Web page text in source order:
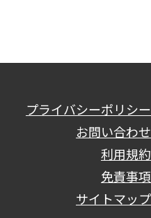
プライバシーポリシー
お問い合わせ
利用規約
免責事項
サイトマップ